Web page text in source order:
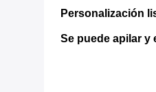
Personalización
Se puede apilar y